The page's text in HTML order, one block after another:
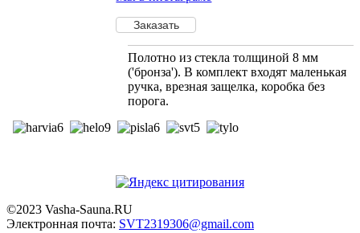
Полотно из стекла толщиной 8 мм
('бронза'). В комплект входят маленькая
ручка, врезная защелка, коробка без
порога.
©2023 Vasha-Sauna.RU
Электронная почта: SVT2319306@gmail.com